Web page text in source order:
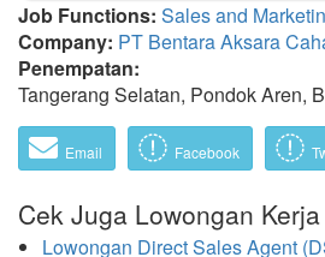
Job Functions: Sales and
Company: PT Bentara Aksara
Penempatan:
Tangerang Selatan, Pondok Aren,
Email Facebook
Cek Juga Lowongan
Lowongan Direct Sales Agent